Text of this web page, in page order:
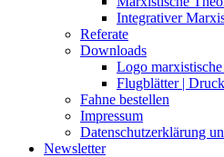
Integrativer
Referate
Downloads
Logo
Flugblätter |
Fahne bestellen
Impressum
Datenschutzerklärung
Newsletter